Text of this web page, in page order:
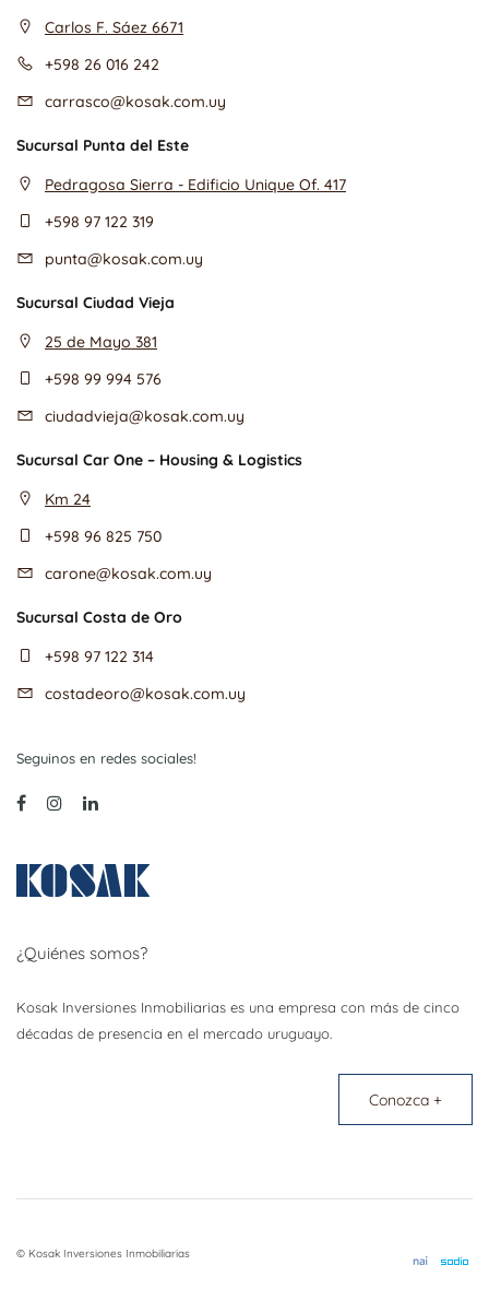
Carlos F. Sáez 6671
+598 26 016 242
carrasco@kosak.com.uy
Sucursal Punta del Este
Pedragosa Sierra - Edificio Unique Of. 417
+598 97 122 319
punta@kosak.com.uy
Sucursal Ciudad Vieja
25 de Mayo 381
+598 99 994 576
ciudadvieja@kosak.com.uy
Sucursal Car One – Housing & Logistics
Km 24
+598 96 825 750
carone@kosak.com.uy
Sucursal Costa de Oro
+598 97 122 314
costadeoro@kosak.com.uy
Seguinos en redes sociales!
¿Quiénes somos?
Kosak Inversiones Inmobiliarias es una empresa con más de cinco
décadas de presencia en el mercado uruguayo.
Conozca +
© Kosak Inversiones Inmobiliarias